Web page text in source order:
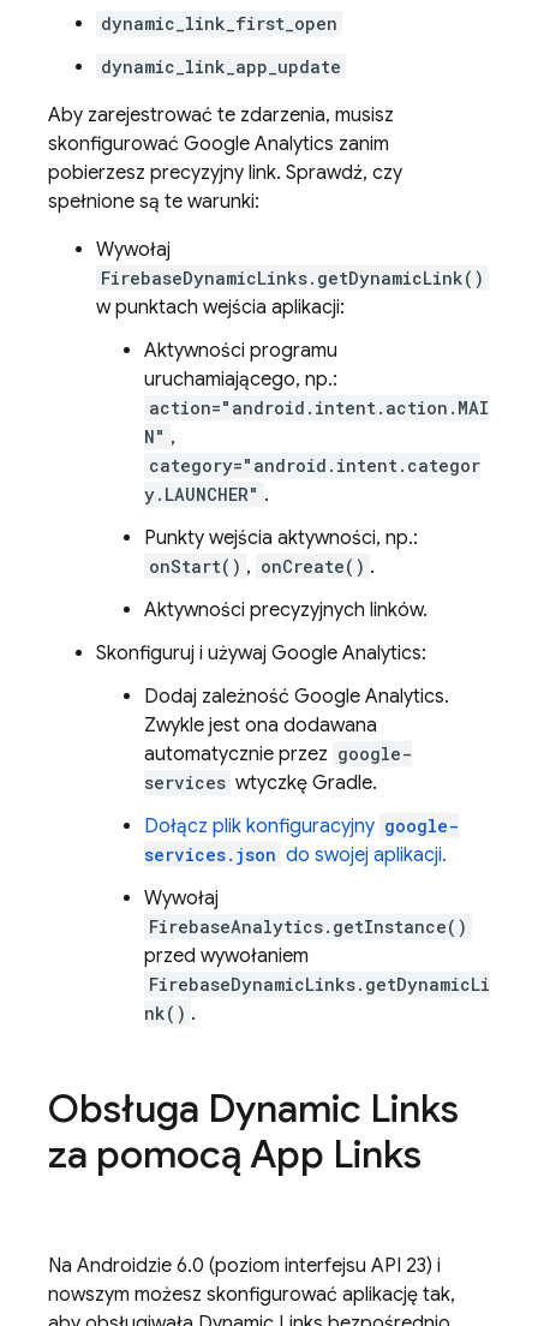
dynamic_link_first_open
dynamic_link_app_update
Aby zarejestrować te zdarzenia, musisz
skonfigurować Google Analytics zanim
pobierzesz precyzyjny link. Sprawdź, czy
spełnione są te warunki:
Wywołaj
FirebaseDynamicLinks.getDynamicLink()
w punktach wejścia aplikacji:
Aktywności programu
uruchamiającego, np.:
action="android.intent.action.MAI
N" ,
category="android.intent.categor
y.LAUNCHER" .
Punkty wejścia aktywności, np.:
onStart() , onCreate() .
Aktywności precyzyjnych linków.
Skonfiguruj i używaj Google Analytics:
Dodaj zależność Google Analytics.
Zwykle jest ona dodawana
automatycznie przez google-
services wtyczkę Gradle.
Dołącz plik konfiguracyjny google-
services.json do swojej aplikacji.
Wywołaj
FirebaseAnalytics.getInstance()
przed wywołaniem
FirebaseDynamicLinks.getDynamicLi
nk() .
Obsługa Dynamic Links
za pomocą App Links
Na Androidzie 6.0 (poziom interfejsu API 23) i
nowszym możesz skonfigurować aplikację tak,